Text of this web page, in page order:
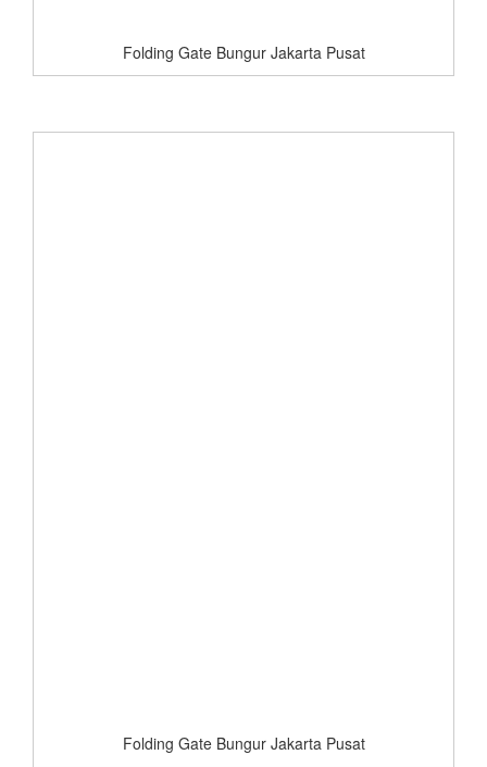
Folding Gate Bungur Jakarta Pusat
Folding Gate Bungur Jakarta Pusat